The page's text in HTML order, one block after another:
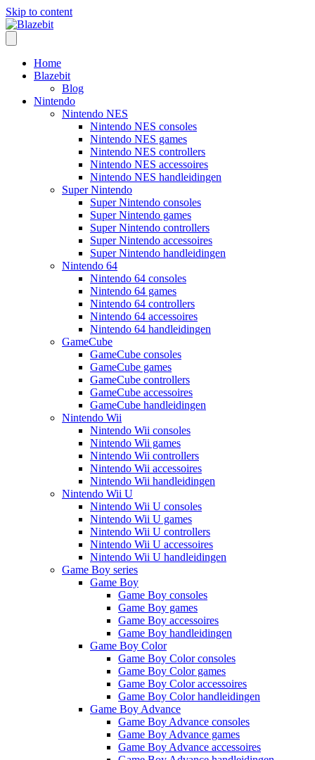
Skip to content
Home
Blazebit
Blog
Nintendo
Nintendo NES
Nintendo NES consoles
Nintendo NES games
Nintendo NES controllers
Nintendo NES accessoires
Nintendo NES handleidingen
Super Nintendo
Super Nintendo consoles
Super Nintendo games
Super Nintendo controllers
Super Nintendo accessoires
Super Nintendo handleidingen
Nintendo 64
Nintendo 64 consoles
Nintendo 64 games
Nintendo 64 controllers
Nintendo 64 accessoires
Nintendo 64 handleidingen
GameCube
GameCube consoles
GameCube games
GameCube controllers
GameCube accessoires
GameCube handleidingen
Nintendo Wii
Nintendo Wii consoles
Nintendo Wii games
Nintendo Wii controllers
Nintendo Wii accessoires
Nintendo Wii handleidingen
Nintendo Wii U
Nintendo Wii U consoles
Nintendo Wii U games
Nintendo Wii U controllers
Nintendo Wii U accessoires
Nintendo Wii U handleidingen
Game Boy series
Game Boy
Game Boy consoles
Game Boy games
Game Boy accessoires
Game Boy handleidingen
Game Boy Color
Game Boy Color consoles
Game Boy Color games
Game Boy Color accessoires
Game Boy Color handleidingen
Game Boy Advance
Game Boy Advance consoles
Game Boy Advance games
Game Boy Advance accessoires